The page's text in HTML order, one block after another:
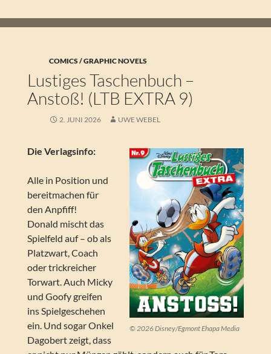
COMICS / GRAPHIC NOVELS
Lustiges Taschenbuch –
Anstoß! (LTB EXTRA 9)
2. JUNI 2026 UWE WEBEL
© 2026 Disney/Egmont Ehapa Media
Die Verlagsinfo:
Alle in Position und
bereitmachen für
den Anpfiff!
Donald mischt das
Spielfeld auf – ob als
Platzwart, Coach
oder trickreicher
Torwart. Auch Micky
und Goofy greifen
ins Spielgeschehen
ein. Und sogar Onkel
Dagobert zeigt, dass